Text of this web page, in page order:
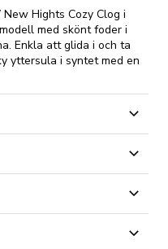
Hights Cozy Clog i
med skönt foder i
Enkla att glida i och ta
yttersula i syntet med en